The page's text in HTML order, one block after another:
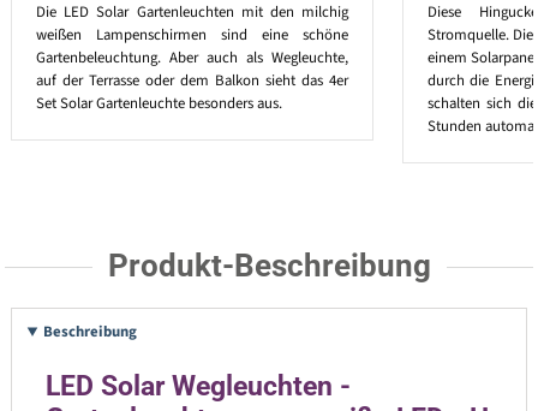
Die LED Solar Gartenleuchten mit den milchig
weißen Lampenschirmen sind eine schöne
Gartenbeleuchtung. Aber auch als Wegleuchte,
auf der Terrasse oder dem Balkon sieht das 4er
Set Solar Gartenleuchte besonders aus.
Diese
Stromquelle. Die
einem
durch die
schalten sich
Stunden
Produkt-Beschreibung
Beschreibung
LED Solar Wegleuchten -